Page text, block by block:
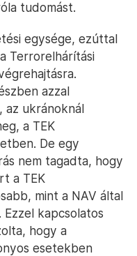
tudomást.
egysége, ezúttal
Terrorelhárítási
azzal
az ukránoknál
a TEK
De egy
nem tagadta, hogy
a TEK
mint a NAV által
kapcsolatos
hogy a
esetekben